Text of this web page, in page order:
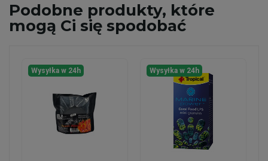
Podobne produkty, które
mogą Ci się spodobać
Wysyłka w 24h Wysyłka w 24h